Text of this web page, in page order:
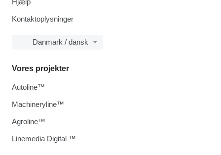
Hjælp
Kontaktoplysninger
Danmark / dansk
Vores projekter
Autoline™
Machineryline™
Agroline™
Linemedia Digital ™